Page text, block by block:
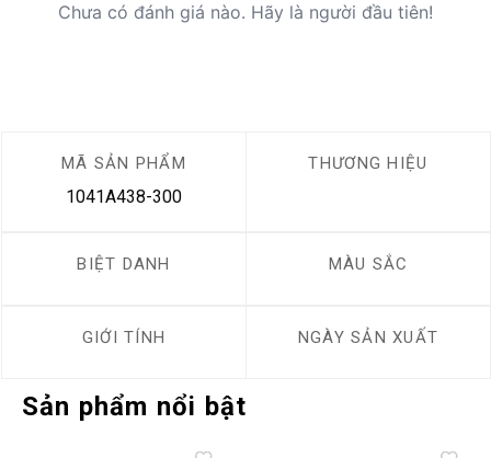
Chưa có đánh giá nào. Hãy là người đầu tiên!
MÃ SẢN PHẨM
1041A438-300
THƯƠNG HIỆU
BIỆT DANH MÀU SẮC
GIỚI TÍNH NGÀY SẢN XUẤT
Sản phẩm nổi bật